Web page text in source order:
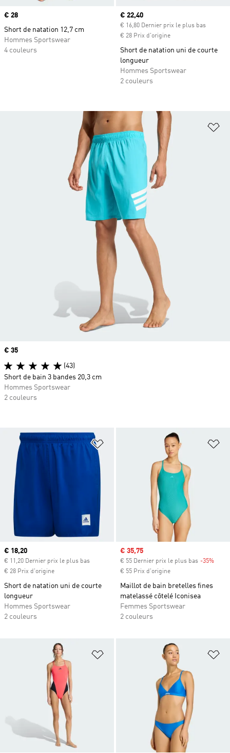
Prix
€ 28
Short de natation 12,7 cm
Hommes Sportswear
4 couleurs
Prix actuel
€ 22,40
€ 16,80 Dernier prix le plus bas
€ 28 Prix d'origine
Short de natation uni de courte
longueur
Hommes Sportswear
2 couleurs
Ajouter à la Liste de produits
Prix actuel
€ 18,20
€ 11,20 Dernier prix le plus bas
€ 28 Prix d'origine
Short de natation uni de courte
longueur
Hommes Sportswear
2 couleurs
Prix soldé
€ 35,75
€ 55 Dernier prix le plus bas -35%
€ 55 Prix d'origine
Maillot de bain bretelles fines
matelassé côtelé Iconisea
Femmes Sportswear
2 couleurs
Ajouter à la Liste de produits
Prix
€ 35
(43)
Short de bain 3 bandes 20,3 cm
Hommes Sportswear
2 couleurs